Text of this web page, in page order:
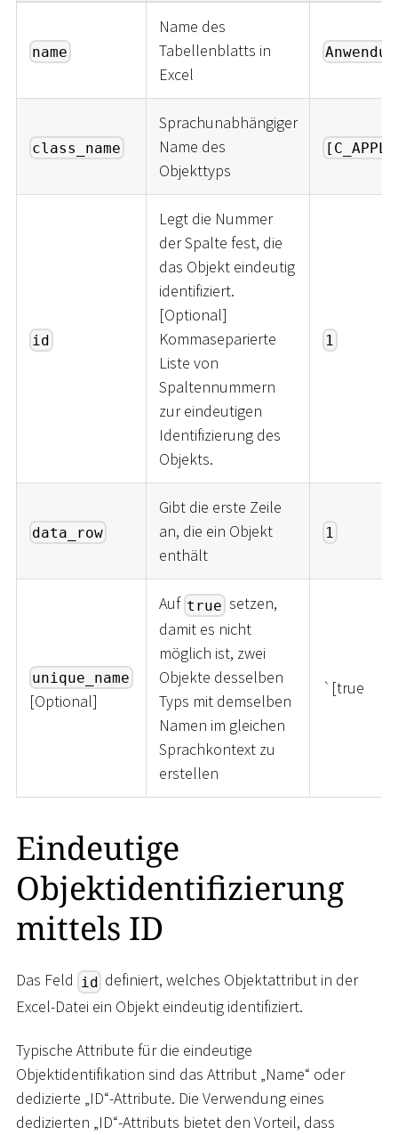
name
Name des
Tabellenblatts in
Excel
class_name
Sprachunabhängiger
Name des
Objekttyps
id
Legt die Nummer
der Spalte fest, die
das Objekt eindeutig
identifiziert.
[Optional]
Kommaseparierte
Liste von
Spaltennummern
zur eindeutigen
Identifizierung des
Objekts.
1
data_row
Gibt die erste Zeile
an, die ein Objekt
enthält
1
unique_name
[Optional]
Auf true setzen,
damit es nicht
möglich ist, zwei
Objekte desselben
Typs mit demselben
Namen im gleichen
Sprachkontext zu
erstellen
`[true
Eindeutige
Objektidentifizierung
mittels ID
Das Feld id definiert, welches Objektattribut in der
Excel-Datei ein Objekt eindeutig identifiziert.
Typische Attribute für die eindeutige
Objektidentifikation sind das Attribut „Name“ oder
dedizierte „ID“-Attribute. Die Verwendung eines
dedizierten „ID“-Attributs bietet den Vorteil, dass